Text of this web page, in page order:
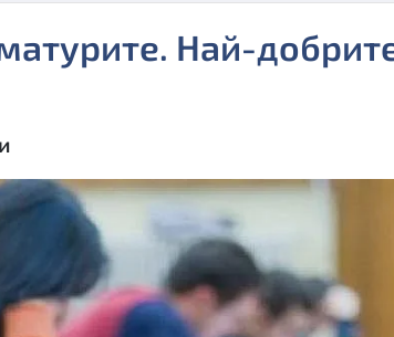
ЗДРАВЕ
ТЕХНОЛОГИИ
ДА! НА
КУЛТУРА
Най-